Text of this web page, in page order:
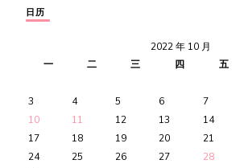
日历
2022 年 10 月
一
二 三 四 五
3
4 5 6 7
10
11 12 13 14
17
18 19 20 21
24
25 26 27 28